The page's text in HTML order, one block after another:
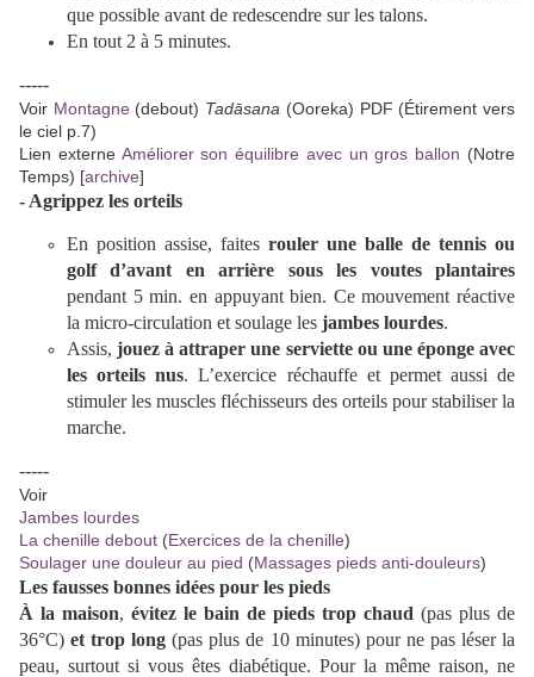
que possible avant de redescendre sur les talons.
En tout 2 à 5 minutes.
-----
Voir Montagne (debout) Tadāsana (Ooreka) PDF (Étirement vers
le ciel p.7)
Lien externe Améliorer son équilibre avec un gros ballon (Notre
Temps) [archive]
- Agrippez les orteils
En position assise, faites rouler une balle de tennis ou
golf d’avant en arrière sous les voutes plantaires
pendant 5 min. en appuyant bien. Ce mouvement réactive
la micro-circulation et soulage les jambes lourdes.
Assis,jouez à attraper une serviette ou une éponge avec
les orteils nus. L’exercice réchauffe et permet aussi de
stimuler les muscles fléchisseurs des orteils pour stabiliser la
marche.
-----
Voir
Jambes lourdes
La chenille debout (Exercices de la chenille)
Soulager une douleur au pied (Massages pieds anti-douleurs)
Les fausses bonnes idées pour les pieds
À la maison, évitez le bain de pieds trop chaud (pas plus de
36°C)et trop long (pas plus de 10 minutes) pour ne pas léser la
peau, surtout si vous êtes diabétique. Pour la même raison, ne